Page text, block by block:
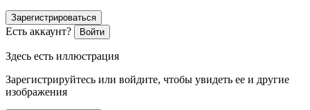
Зарегистрироваться
Есть аккаунт? Войти
Здесь есть иллюстрация
Зарегистрируйтесь или войдите, чтобы увидеть ее и другие
изображения